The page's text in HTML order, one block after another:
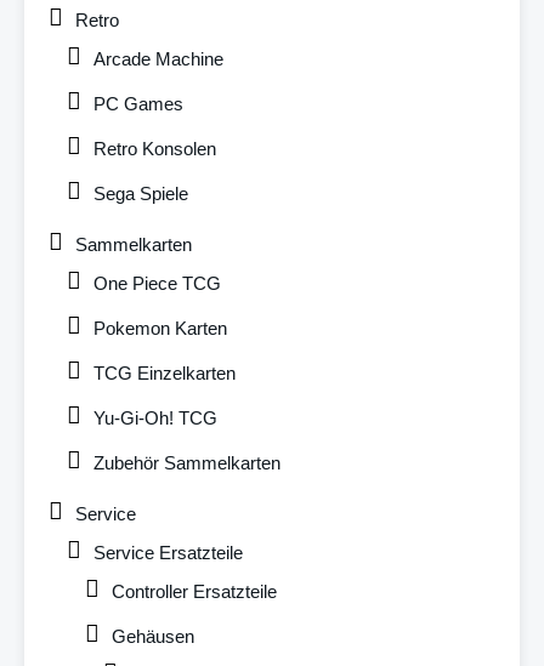
Retro
Arcade Machine
PC Games
Retro Konsolen
Sega Spiele
Sammelkarten
One Piece TCG
Pokemon Karten
TCG Einzelkarten
Yu-Gi-Oh! TCG
Zubehör Sammelkarten
Service
Service Ersatzteile
Controller Ersatzteile
Gehäusen